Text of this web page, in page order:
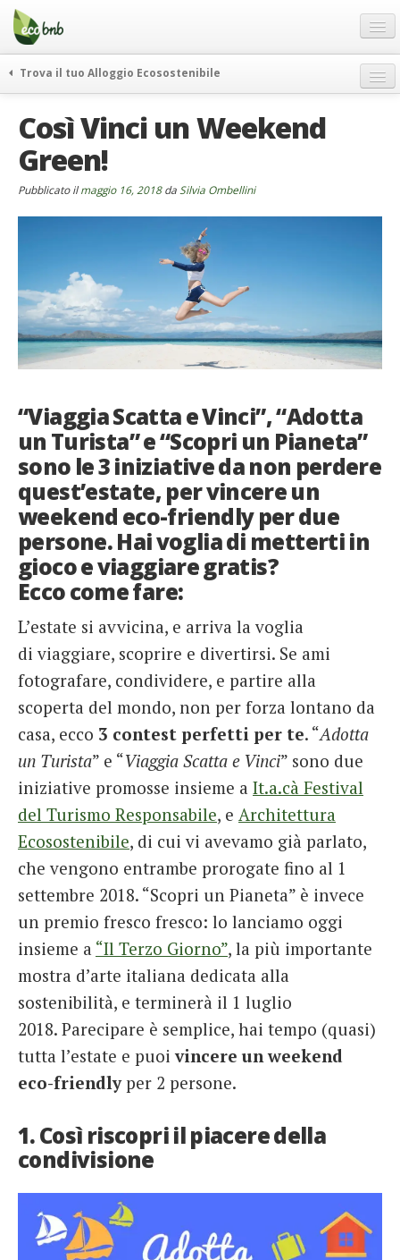
Menu
Salta
contenuto
Offerte Speciali
Regali
FAQ
Chi Siamo
Partner
Italiano
German
English
French
Italiano
Trova il tuo Alloggio Ecosostenibile
itinerari
curiosità
vivere e viaggiare verde
Così Vinci un Weekend
Green!
Pubblicato ilmaggio 16, 2018da Silvia Ombellini
“Viaggia Scatta e Vinci”, “Adotta
un Turista” e “Scopri un Pianeta”
sono le 3 iniziative da non perdere
quest’estate, per vincere un
weekend eco-friendly per due
persone. Hai voglia di metterti in
gioco e viaggiare gratis?
Ecco come fare:
L’estate si avvicina, e arriva la voglia
di viaggiare, scoprire e divertirsi. Se ami
fotografare, condividere, e partire alla
scoperta del mondo, non per forza lontano da
casa, ecco 3 contest perfetti per te. “Adotta
un Turista” e “Viaggia Scatta e Vinci” sono due
iniziative promosse insieme a It.a.cà Festival
del Turismo Responsabile, e Architettura
Ecosostenibile, di cui vi avevamo già parlato,
che vengono entrambe prorogate fino al 1
settembre 2018. “Scopri un Pianeta” è invece
un premio fresco fresco: lo lanciamo oggi
insieme a “Il Terzo Giorno”, la più importante
mostra d’arte italiana dedicata alla
sostenibilità, e terminerà il 1 luglio
2018. Parecipare è semplice, hai tempo (quasi)
tutta l’estate e puoivincere un weekend
eco-friendlyper 2 persone.
1. Così riscopri il piacere della
condivisione